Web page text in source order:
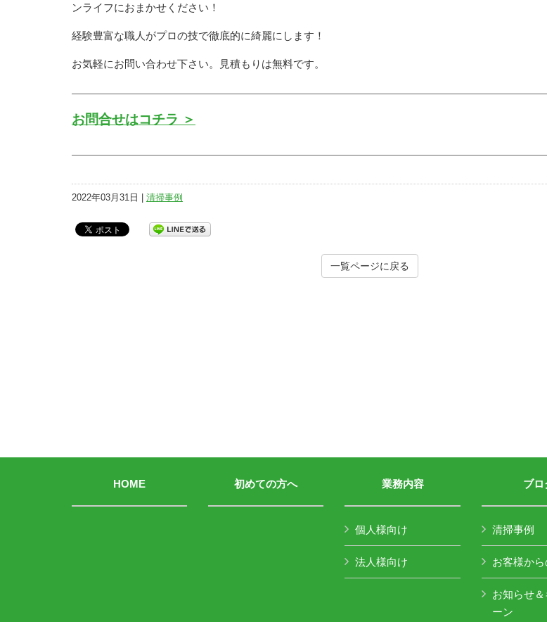
ンライフにおまかせください！
経験豊富な職人がプロの技で徹底的に綺麗にします！
お気軽にお問い合わせ下さい。見積もりは無料です。
お問合せはコチラ ＞
2022年03月31日 | 清掃事例
一覧ページに戻る
HOME 初めての方へ 業務内容
個人様向け
法人様向け
ブロ
清掃事例
お客様から
お知らせ
ーン